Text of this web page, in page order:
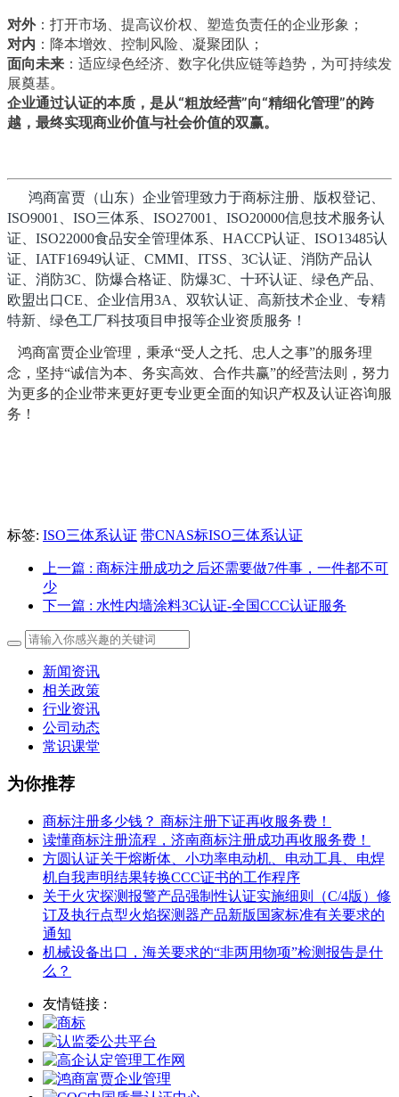
对外：打开市场、提高议价权、塑造负责任的企业形象；
对内 ：降本增效、控制风险、凝聚团队；
面向未来 ：适应绿色经济、数字化供应链等趋势，为可持续发
展奠基。
企业通过认证的本质，是从“粗放经营”向“精细化管理”的跨
越，最终实现商业价值与社会价值的双赢。
鸿商富贾（山东）企业管理致力于商标注册、版权登记、
ISO9001、ISO三体系、ISO27001、ISO20000信息技术服务认
证、ISO22000食品安全管理体系、HACCP认证、ISO13485认
证、IATF16949认证、CMMI、ITSS、3C认证、消防产品认
证、消防3C、防爆合格证、防爆3C、十环认证、绿色产品、
欧盟出口CE、企业信用3A、双软认证、高新技术企业、专精
特新、绿色工厂科技项目申报等企业资质服务！
鸿商富贾企业管理，秉承“受人之托、忠人之事”的服务理
念，坚持“诚信为本、务实高效、合作共赢”的经营法则，努力
为更多的企业带来更好更专业更全面的知识产权及认证咨询服
务！
标签: ISO三体系认证 带CNAS标ISO三体系认证
上一篇 : 商标注册成功之后还需要做7件事，一件都不可
少
下一篇 : 水性内墙涂料3C认证-全国CCC认证服务
新闻资讯
相关政策
行业资讯
公司动态
常识课堂
为你推荐
商标注册多少钱？ 商标注册下证再收服务费！
读懂商标注册流程，济南商标注册成功再收服务费！
方圆认证关于熔断体、小功率电动机、电动工具、电焊
机自我声明结果转换CCC证书的工作程序
关于火灾探测报警产品强制性认证实施细则（C/4版）修
订及执行点型火焰探测器产品新版国家标准有关要求的
通知
机械设备出口，海关要求的“非两用物项”检测报告是什
么？
友情链接 :